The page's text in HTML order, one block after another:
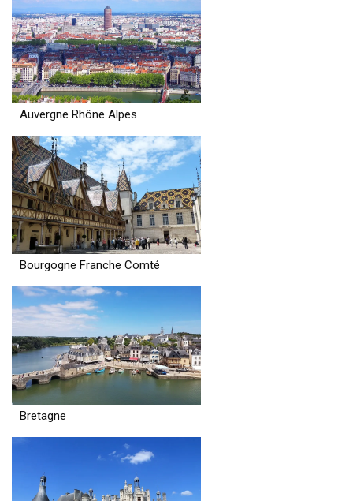
Auvergne Rhône Alpes
Bourgogne Franche Comté
Bretagne